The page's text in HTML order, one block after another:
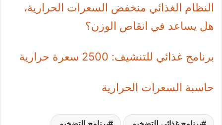
النظام الغذائي منخفض السعرات الحرارية،
هل يساعد في انقاص الوزن؟
برنامج غذائي للتنشيف: 2500 سعرة حرارية
حاسبة السعرات الحرارية